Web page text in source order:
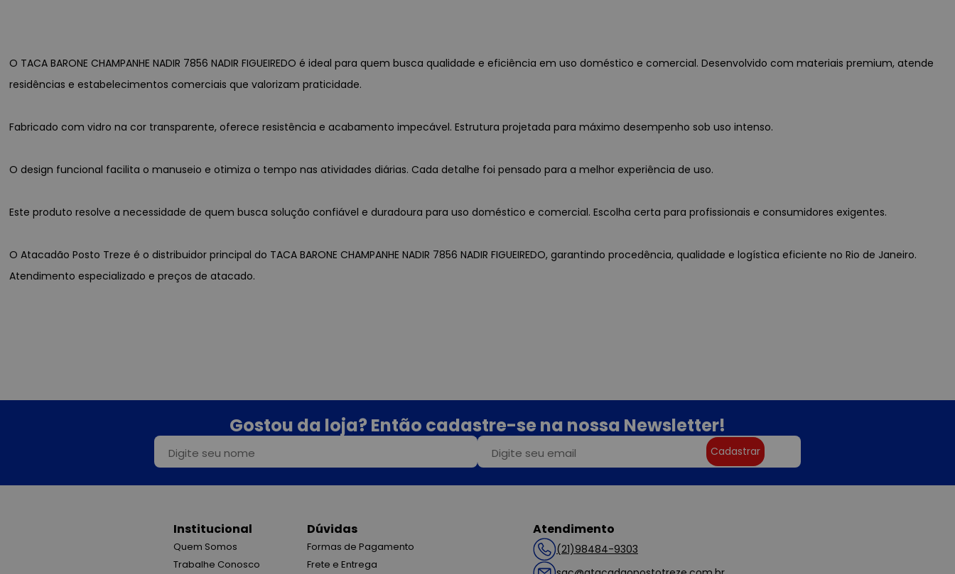
O TACA BARONE CHAMPANHE NADIR 7856 NADIR FIGUEIREDO é ideal para quem busca qualidade e eficiência em uso doméstico e comercial. Desenvolvido com materiais premium, atende
residências e estabelecimentos comerciais que valorizam praticidade.
Fabricado com vidro na cor transparente, oferece resistência e acabamento impecável. Estrutura projetada para máximo desempenho sob uso intenso.
O design funcional facilita o manuseio e otimiza o tempo nas atividades diárias. Cada detalhe foi pensado para a melhor experiência de uso.
Este produto resolve a necessidade de quem busca solução confiável e duradoura para uso doméstico e comercial. Escolha certa para profissionais e consumidores exigentes.
O Atacadão Posto Treze é o distribuidor principal do TACA BARONE CHAMPANHE NADIR 7856 NADIR FIGUEIREDO, garantindo procedência, qualidade e logística eficiente no Rio de Janeiro.
Atendimento especializado e preços de atacado.
Gostou da loja? Então cadastre-se na nossa Newsletter!
Cadastrar
Institucional
Quem Somos
Trabalhe Conosco
Dúvidas
Formas de Pagamento
Frete e Entrega
Atendimento
(21)98484-9303